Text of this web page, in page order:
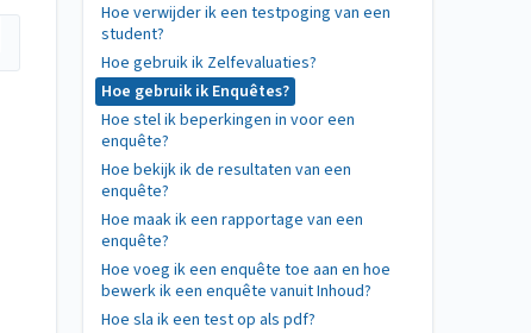
Hoe verwijder ik een testpoging van een
student?
Hoe gebruik ik Zelfevaluaties?
Hoe gebruik ik Enquêtes?
Hoe stel ik beperkingen in voor een
enquête?
Hoe bekijk ik de resultaten van een
enquête?
Hoe maak ik een rapportage van een
enquête?
Hoe voeg ik een enquête toe aan en hoe
bewerk ik een enquête vanuit Inhoud?
Hoe sla ik een test op als pdf?